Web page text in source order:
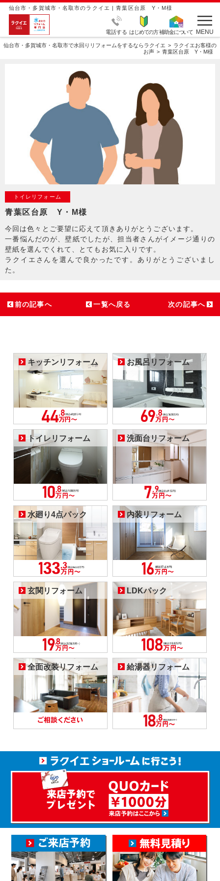
仙台市・多賀城市・名取市のラクイエ | 青葉区台原 Y・M様
電話する はじめての方補助金について MENU
仙台市・多賀城市・名取市で水回りリフォームをするならラクイエ
ラクイエお客様の
お声
青葉区台原 Y・M様
トイレリフォーム
青葉区台原 Y・M様
今回は色々とご要望に応えて頂きありがとうございます。
一番悩んだのが、壁紙でしたが、担当者さんがイメージ通りの
壁紙を選んでくれて、とてもお気に入りです。
ラクイエさんを選んで良かったです。ありがとうございまし
た。
前の記事へ 一覧へ戻る 次の記事へ
キッチンリフォーム お風呂リフォーム
トイレリフォーム 洗面台リフォーム
水廻り4点パック 内装リフォーム
玄関リフォーム LDKパック
全面改装リフォーム 給湯器リフォーム